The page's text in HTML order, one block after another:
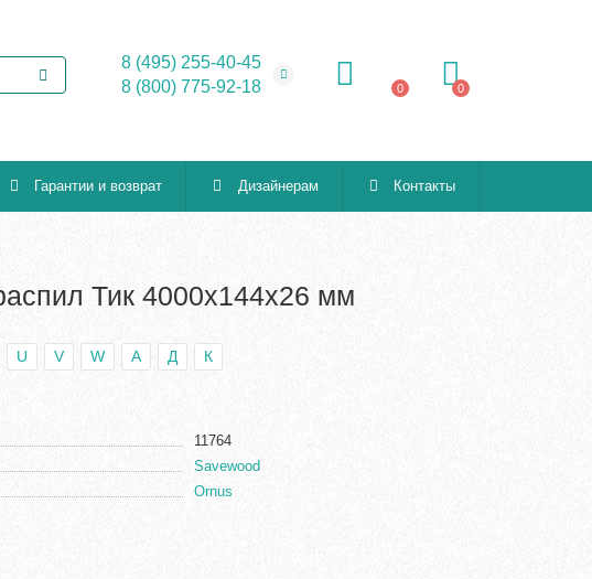
8 (495) 255-40-45
8 (800) 775-92-18
0 0
Гарантии и возврат Дизайнерам Контакты
Тик 4000х144х26 мм
U V W А Д К
11764
Savewood
Ornus